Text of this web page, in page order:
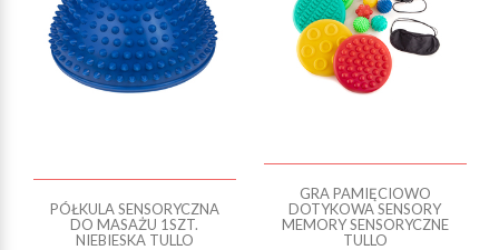
PÓŁKULA SENSORYCZNA
DO MASAŻU 1SZT.
NIEBIESKA TULLO
GRA PAMIĘCIOWO
DOTYKOWA SENSORY
MEMORY SENSORYCZNE
TULLO